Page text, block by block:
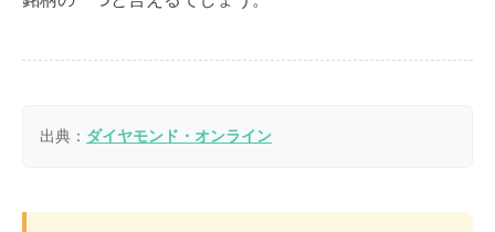
出典： ダイヤモンド・オンライン